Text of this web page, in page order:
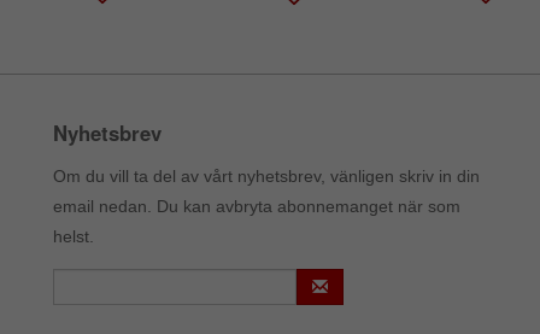
Nyhetsbrev
Om du vill ta del av vårt nyhetsbrev, vänligen skriv in din
email nedan. Du kan avbryta abonnemanget när som
helst.